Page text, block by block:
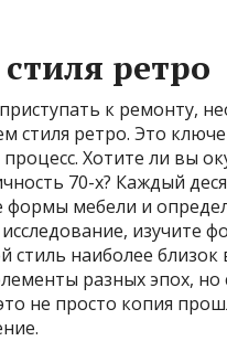
ретро
к ремонту,
стиля ретро. Это
Хотите ли вы
70-х? Каждый
формы мебели и
изучите
стиль наиболее
разных эпох,
не просто копия